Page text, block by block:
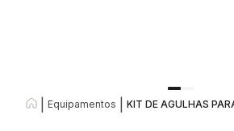
Equipamentos